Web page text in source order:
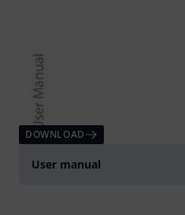
DOWNLOAD
User manual